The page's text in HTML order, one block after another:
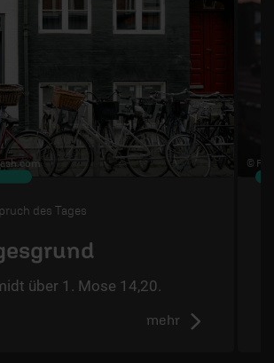
des Tages
über 1. Mose 14,20.
mehr
© Flo